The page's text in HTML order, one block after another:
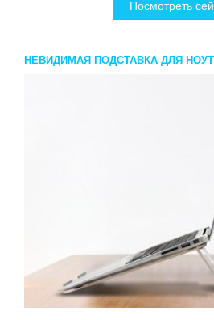
Посмотреть
НЕВИДИМАЯ ПОДСТАВКА ДЛЯ